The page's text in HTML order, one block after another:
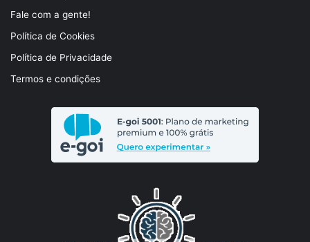
Fale com a gente!
Política de Cookies
Política de Privacidade
Termos e condições